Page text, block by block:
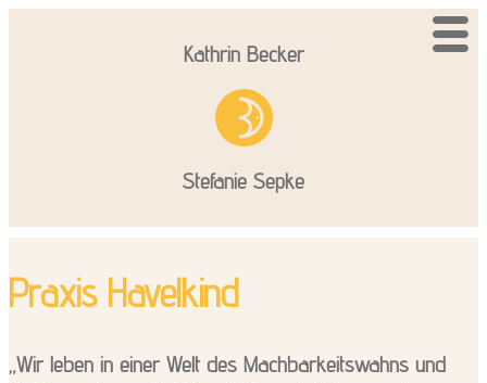
Kathrin Becker
Stefanie Sepke
Praxis Havelkind
„Wir leben in einer Welt des Machbarkeitswahns und